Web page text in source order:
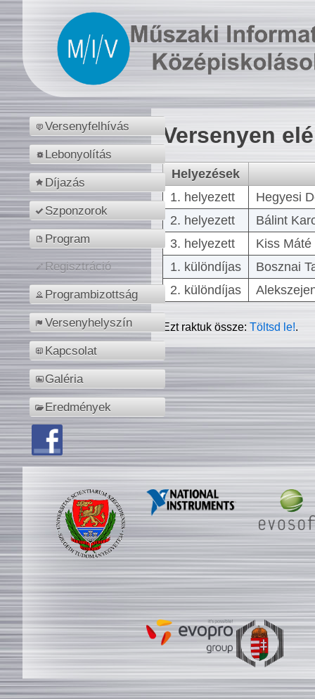
Versenyfelhívás
Lebonyolítás
Díjazás
Szponzorok
Program
Regisztráció
Programbizottság
Versenyhelyszín
Kapcsolat
Galéria
Eredmények
Versenyen
Helyezések
1. helyezett
Hegyesi
2. helyezett
Bálint
3. helyezett
Kiss
1. különdíjas
Bosznai
2. különdíjas
Ezt raktuk össze:Töltsd le!.